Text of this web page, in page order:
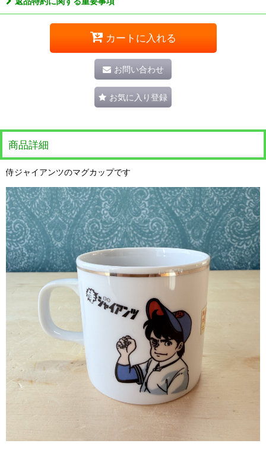
カートに入れる
お問い合わせ
お気に入り登録
商品詳細
侍ジャイアンツのマグカップです